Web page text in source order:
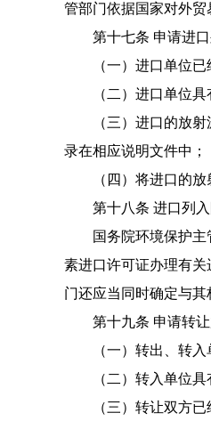
管部门依据国家对外
第十七条 申请进
（一）进口单位
（二）进口单位
（三）进口的放
录在相应说明文件中；
（四）将进口的
第十八条 进口列
国务院环境保护
素进口许可证办理有
门还应当同时确定与其
第十九条 申请转
（一）转出、转
（二）转入单位
（三）转让双方